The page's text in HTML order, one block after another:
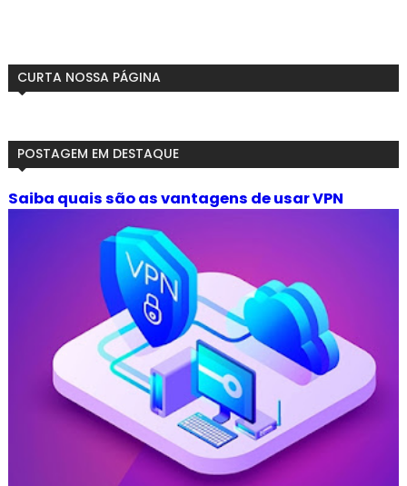
CURTA NOSSA PÁGINA
POSTAGEM EM DESTAQUE
Saiba quais são as vantagens de usar VPN